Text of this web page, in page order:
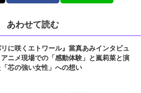
あわせて読む
リに咲くエトワール』當真あみインタビュ
アニメ現場での「感動体験」と嵐莉菜と演
「芯の強い女性」への想い